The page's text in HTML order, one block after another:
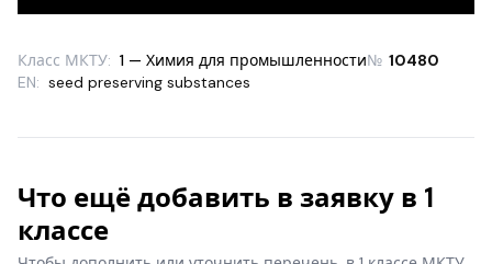
Класс МКТУ: 1 — Химия для промышленности№ 10480
EN: seed preserving substances
Что ещё добавить в заявку в 1
классе